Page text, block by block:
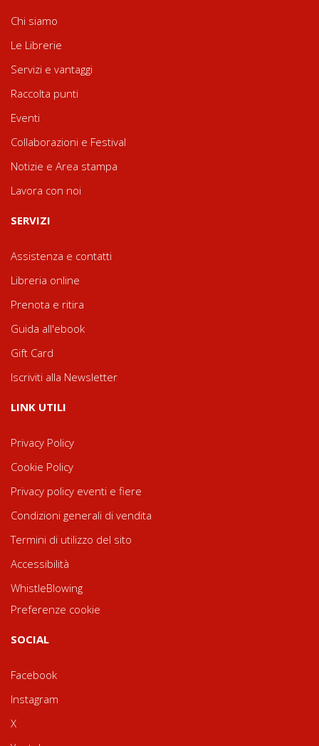
Chi siamo
Le Librerie
Servizi e vantaggi
Raccolta punti
Eventi
Collaborazioni e Festival
Notizie e Area stampa
Lavora con noi
SERVIZI
Assistenza e contatti
Libreria online
Prenota e ritira
Guida all'ebook
Gift Card
Iscriviti alla Newsletter
LINK UTILI
Privacy Policy
Cookie Policy
Privacy policy eventi e fiere
Condizioni generali di vendita
Termini di utilizzo del sito
Accessibilità
WhistleBlowing
Preferenze cookie
SOCIAL
Facebook
Instagram
X